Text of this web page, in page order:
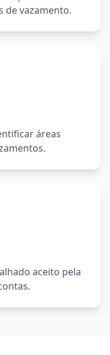
de vazamento.
áreas
aceito pela